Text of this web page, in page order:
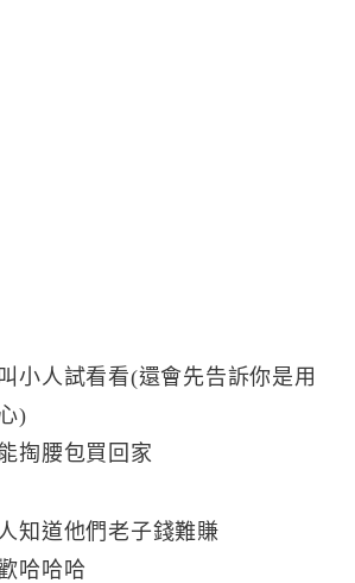
小人試看看(還會先告訴你是用
)
掏腰包買回家
知道他們老子錢難賺
哈哈哈